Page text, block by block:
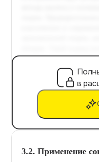
в
3.2. Применение